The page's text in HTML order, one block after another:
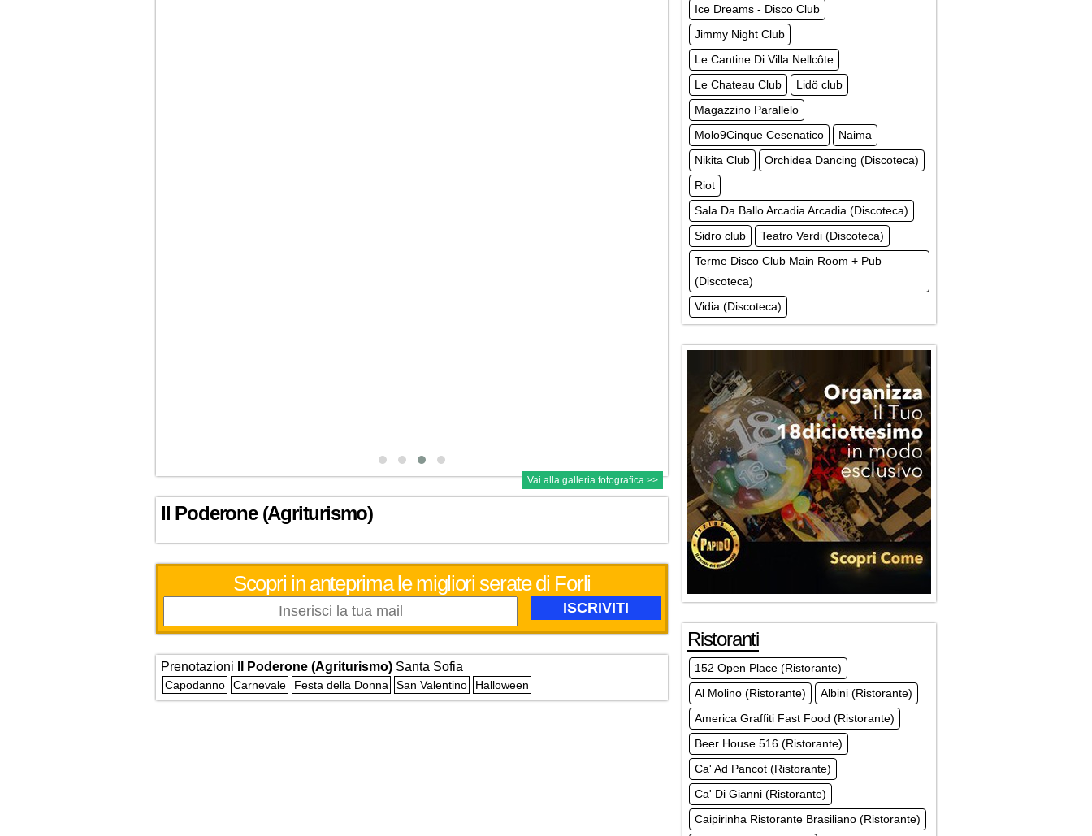
Vai alla galleria fotografica >>
Il Poderone (Agriturismo)
Scopri in anteprima le migliori serate di Forli
Prenotazioni Il Poderone (Agriturismo) Santa Sofia
Capodanno Carnevale Festa della Donna San Valentino Halloween
Ice Dreams - Disco Club
Jimmy Night Club
Le Cantine Di Villa Nellcôte
Le Chateau Club
Lidö club
Magazzino Parallelo
Molo9Cinque Cesenatico
Naima
Nikita Club
Orchidea Dancing (Discoteca)
Riot
Sala Da Ballo Arcadia Arcadia (Discoteca)
Sidro club
Teatro Verdi (Discoteca)
Terme Disco Club Main Room + Pub
(Discoteca)
Vidia (Discoteca)
Ristoranti
152 Open Place (Ristorante)
Al Molino (Ristorante)
Albini (Ristorante)
America Graffiti Fast Food (Ristorante)
Beer House 516 (Ristorante)
Ca' Ad Pancot (Ristorante)
Ca' Di Gianni (Ristorante)
Caipirinha Ristorante Brasiliano (Ristorante)